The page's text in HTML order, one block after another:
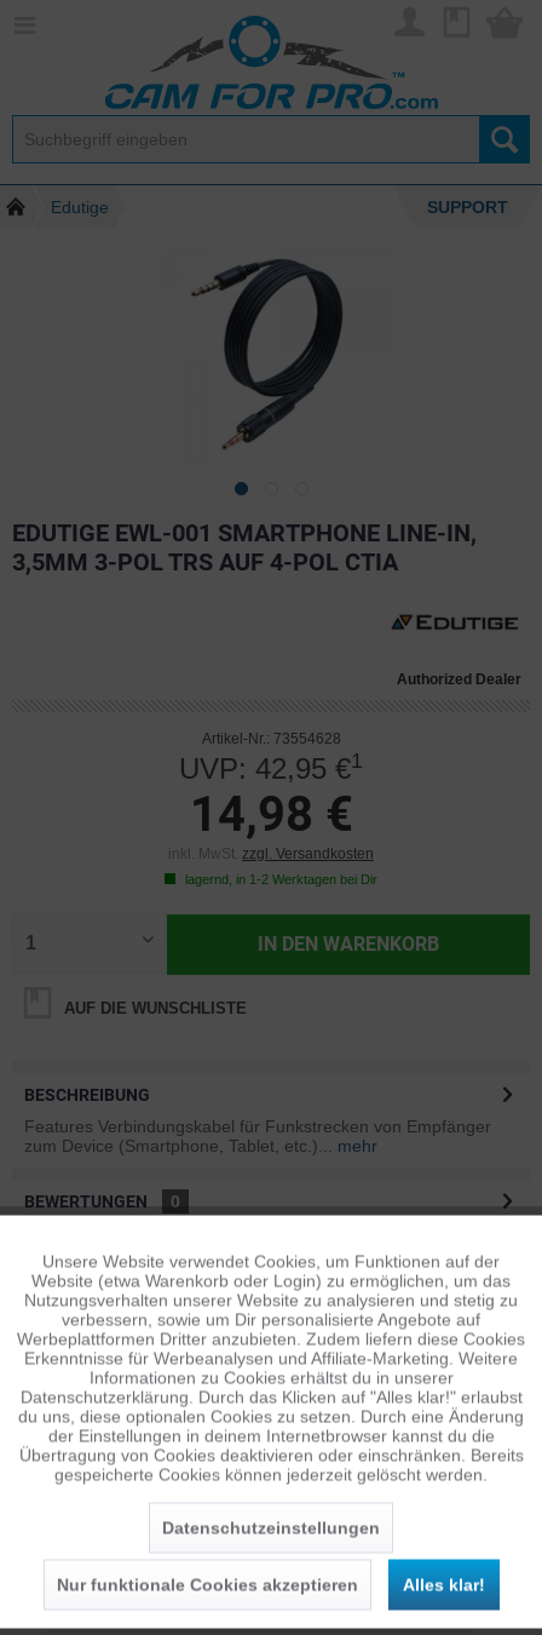
Edutige SUPPORT
EDUTIGE EWL-001 SMARTPHONE LINE-IN,
3,5MM 3-POL TRS AUF 4-POL CTIA
Authorized Dealer
Artikel-Nr.: 73554628
UVP: 42,95 €1
14,98 €
inkl. MwSt. zzgl. Versandkosten
lagernd, in 1-2 Werktagen bei Dir
IN DEN WARENKORB
AUF DIE WUNSCHLISTE
BESCHREIBUNG
Features Verbindungskabel für Funkstrecken von Empfänger
zum Device (Smartphone, Tablet, etc.)...
mehr
BEWERTUNGEN
0
ÄHNLICHE ARTIKEL
Diese Artikel sind dem Produkt ähnlich ...mehr
Persönliche Empfehlungen
Funktionale Aktiv
Tracking Inaktiv
Personalisierung Inaktiv
Service Inaktiv
Unsere Website verwendet Cookies, um Funktionen auf der
Website (etwa Warenkorb oder Login) zu ermöglichen, um das
Nutzungsverhalten unserer Website zu analysieren und stetig zu
verbessern, sowie um Dir personalisierte Angebote auf
Werbeplattformen Dritter anzubieten. Zudem liefern diese Cookies
Erkenntnisse für Werbeanalysen und Affiliate-Marketing. Weitere
Informationen zu Cookies erhältst du in unserer
Datenschutzerklärung. Durch das Klicken auf "Alles klar!" erlaubst
du uns, diese optionalen Cookies zu setzen. Durch eine Änderung
der Einstellungen in deinem Internetbrowser kannst du die
Übertragung von Cookies deaktivieren oder einschränken. Bereits
gespeicherte Cookies können jederzeit gelöscht werden.
Datenschutzeinstellungen
Nur funktionale Cookies akzeptieren Alles klar!